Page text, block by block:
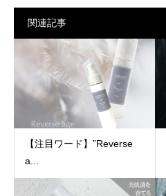
関連記事
【注目ワード】”Reverse
a...